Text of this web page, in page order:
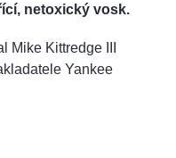
netoxický vosk.
Mike Kittredge III
Yankee